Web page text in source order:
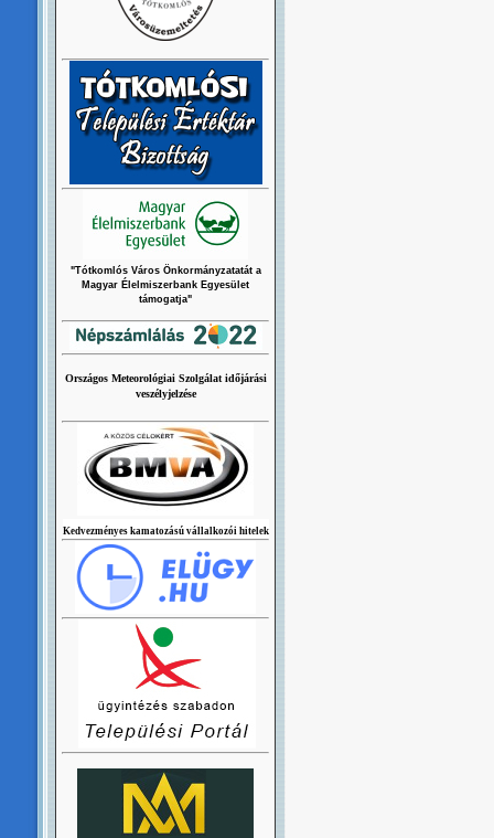
"Tótkomlós Város Önkormányzatatát a
Magyar Élelmiszerbank Egyesület
támogatja"
Országos Meteorológiai Szolgálat időjárási
veszélyjelzése
Kedvezményes kamatozású vállalkozói hitelek